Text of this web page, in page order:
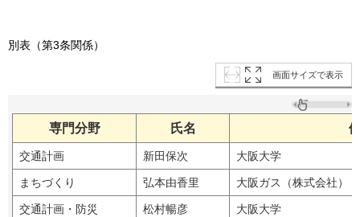
別表（第3条関係）
画面サイズで表示
専門分野 氏名
交通計画 新田保次 大阪大学
まちづくり 弘本由香里 大阪ガス（株式会社）
交通計画・防災 松村暢彦 大阪大学